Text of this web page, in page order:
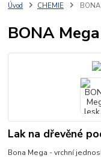
Úvod CHEMIE
BONA
Lak na dřevěné
Bona Mega - vrchní